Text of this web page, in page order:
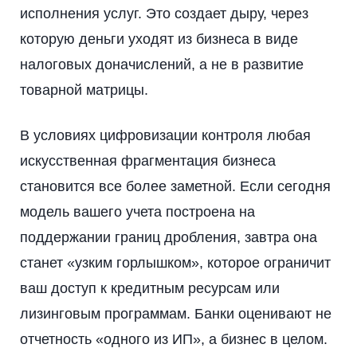
исполнения услуг. Это создает дыру, через
которую деньги уходят из бизнеса в виде
налоговых доначислений, а не в развитие
товарной матрицы.
В условиях цифровизации контроля любая
искусственная фрагментация бизнеса
становится все более заметной. Если сегодня
модель вашего учета построена на
поддержании границ дробления, завтра она
станет «узким горлышком», которое ограничит
ваш доступ к кредитным ресурсам или
лизинговым программам. Банки оценивают не
отчетность «одного из ИП», а бизнес в целом.